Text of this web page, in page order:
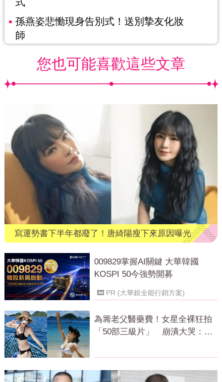
孫燕姿悲慟現身告別式！送別摯友化妝
師
您也可能喜歡這些文章
寫運勢書下半年都廢了！唐綺陽瘦下來原因曝光
009829掌握AI關鍵 大華韓國
KOSPI 50今強勢開募
PR (大華銀全能行銷方案)
為籌老父醫藥費！女星全裸狂拍
「50部三級片」 崩潰大哭：沒